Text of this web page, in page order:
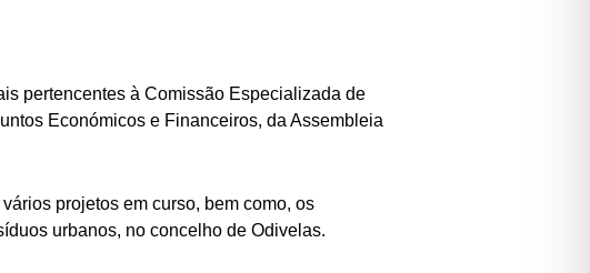
pertencentes à Comissão Especializada de
Económicos e Financeiros, da Assembleia
projetos em curso, bem como, os
urbanos, no concelho de Odivelas.